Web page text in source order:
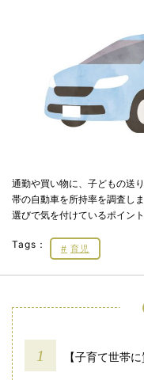
通勤や買い物に、子どもの送
帯の自動車を所持率を調査し
選びで気を付けているポイン
Tags： 育児
【子育て世帯